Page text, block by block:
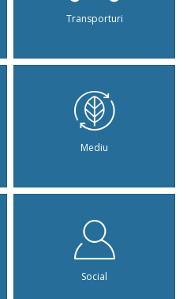
Transporturi
Mediu
Social